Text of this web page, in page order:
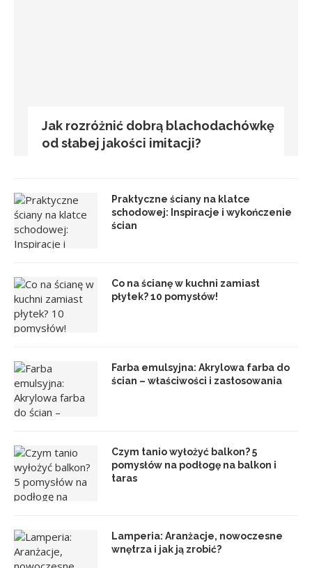
Jak rozróżnić dobrą blachodachówkę
od słabej jakości imitacji?
Praktyczne ściany na klatce
schodowej: Inspiracje i wykończenie
ścian
Co na ścianę w kuchni zamiast
płytek? 10 pomysłów!
Farba emulsyjna: Akrylowa farba do
ścian – właściwości i zastosowania
Czym tanio wyłożyć balkon? 5
pomysłów na podłogę na balkon i
taras
Lamperia: Aranżacje, nowoczesne
wnętrza i jak ją zrobić?